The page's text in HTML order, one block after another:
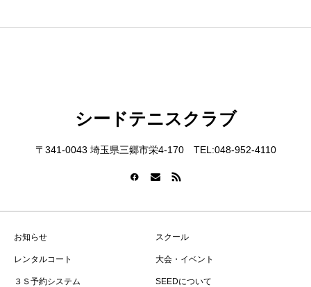
シードテニスクラブ
〒341-0043 埼玉県三郷市栄4-170 TEL:048-952-4110
お知らせ スクール
レンタルコート 大会・イベント
３Ｓ予約システム SEEDについて